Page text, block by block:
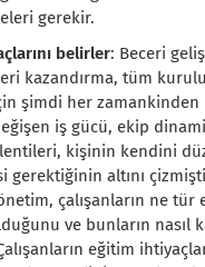
gerekir.
belirler: Beceri
kazandırma, tüm
şimdi her zamankinden
iş gücü, ekip
kişinin kendini
gerektiğinin altını
çalışanların ne tür
ve bunların nasıl
eğitim